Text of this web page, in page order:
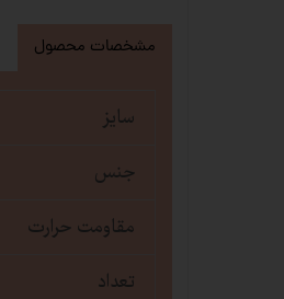
مشخصات محصول
سایز
جنس
مقاومت حرارت
تعداد